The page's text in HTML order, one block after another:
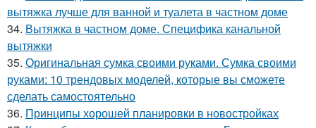
вытяжка лучше для ванной и туалета в частном доме
34. Вытяжка в частном доме. Специфика канальной
вытяжки
35. Оригинальная сумка своими руками. Сумка своими
руками: 10 трендовых моделей, которые вы сможете
сделать самостоятельно
36. Принципы хорошей планировки в новостройках